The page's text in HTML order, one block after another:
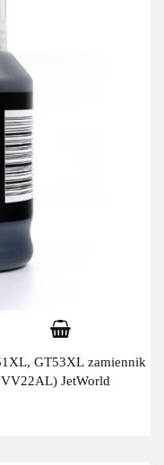
GT53XL zamiennik
JetWorld